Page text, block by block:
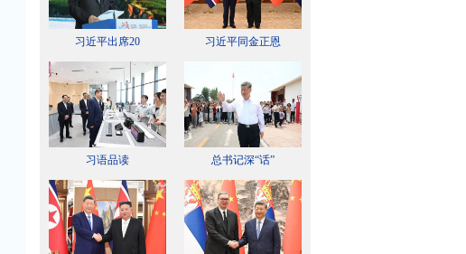
习近平出席20 习近平同金正恩
习语品读 总书记深“话”